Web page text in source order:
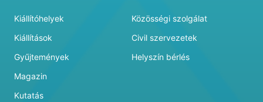
Kiállítóhelyek
Kiállítások
Gyűjtemények
Magazin
Kutatás
Közösségi szolgálat
Civil szervezetek
Helyszín bérlés